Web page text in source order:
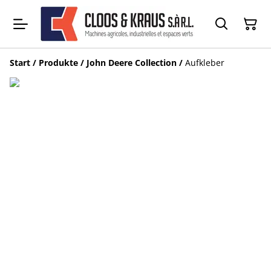
Start / Produkte / John Deere Collection / Aufkleber